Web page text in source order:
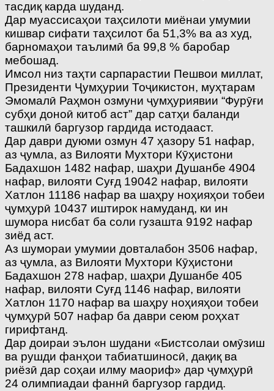
тасдиқ карда шуданд.
Дар муассисаҳои таҳсилоти миёнаи умумии
кишвар сифати таҳсилот ба 51,3% ва аз худ,
барномаҳои таълимӣ ба 99,8 % баробар
мебошад.
Имсол низ таҳти сарпарастии Пешвои миллат,
Президенти Ҷумҳурии Тоҷикистон, муҳтарам
Эмомалӣ Раҳмон озмуни ҷумҳуриявии “Фурӯғи
субҳи доноӣ китоб аст” дар сатҳи баланди
ташкилӣ баргузор гардида истодааст.
Дар даври дуюми озмун 47 ҳазору 51 нафар,
аз ҷумла, аз Вилояти Мухтори Кӯҳистони
Бадахшон 1482 нафар, шаҳри Душанбе 4904
нафар, вилояти Суғд 19042 нафар, вилояти
Хатлон 11186 нафар ва шаҳру ноҳияҳои тобеи
ҷумҳурӣ 10437 иштирок намуданд, ки ин
шумора нисбат ба соли гузашта 9192 нафар
зиёд аст.
Аз шумораи умумии довталабон 3506 нафар,
аз ҷумла, аз Вилояти Мухтори Кӯҳистони
Бадахшон 278 нафар, шаҳри Душанбе 405
нафар, вилояти Суғд 1146 нафар, вилояти
Хатлон 1170 нафар ва шаҳру ноҳияҳои тобеи
ҷумҳурӣ 507 нафар ба даври сеюм роҳхат
гирифтанд.
Дар доираи эълон шудани «Бистсолаи омӯзиш
ва рушди фанҳои табиатшиносӣ, дақиқ ва
риёзӣ дар соҳаи илму маориф» дар ҷумҳурӣ
24 олимпиадаи фаннӣ баргузор гардид.